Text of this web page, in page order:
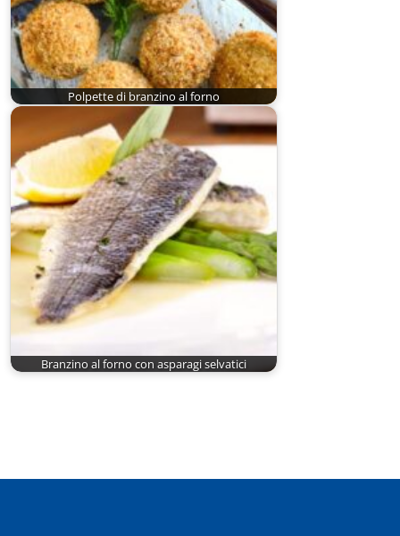
Polpette di branzino al forno
Branzino al forno con asparagi selvatici